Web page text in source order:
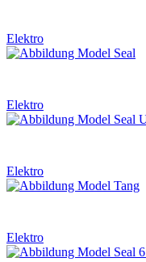
Elektro
Elektro
Elektro
Elektro